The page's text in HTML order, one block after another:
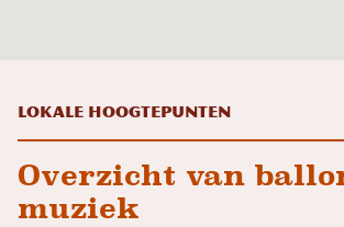
Lokale hoogtepunten
Overzicht van
muziek